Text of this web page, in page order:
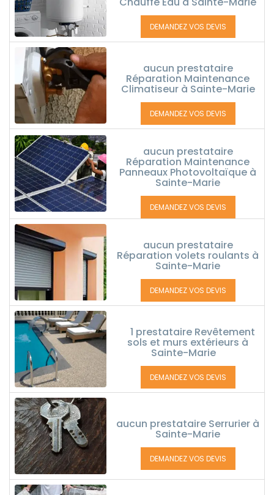
DEMANDEZ VOS DEVIS
aucun prestataire
Réparation Maintenance
Climatiseur à Sainte-Marie
DEMANDEZ VOS DEVIS
aucun prestataire
Réparation Maintenance
Panneaux Photovoltaïque à
Sainte-Marie
DEMANDEZ VOS DEVIS
aucun prestataire
Réparation volets roulants à
Sainte-Marie
DEMANDEZ VOS DEVIS
1 prestataire Revêtement
sols et murs extérieurs à
Sainte-Marie
DEMANDEZ VOS DEVIS
aucun prestataire Serrurier à
Sainte-Marie
DEMANDEZ VOS DEVIS